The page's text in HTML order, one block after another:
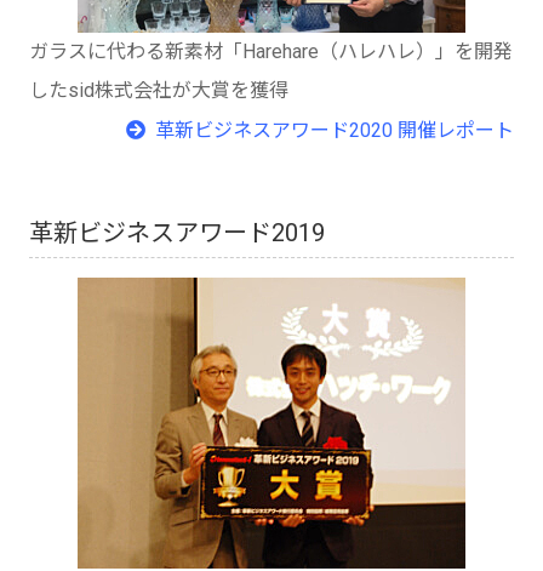
ガラスに代わる新素材「Harehare（ハレハレ）」を開発
したsid株式会社が大賞を獲得
革新ビジネスアワード2020 開催レポート
革新ビジネスアワード2019